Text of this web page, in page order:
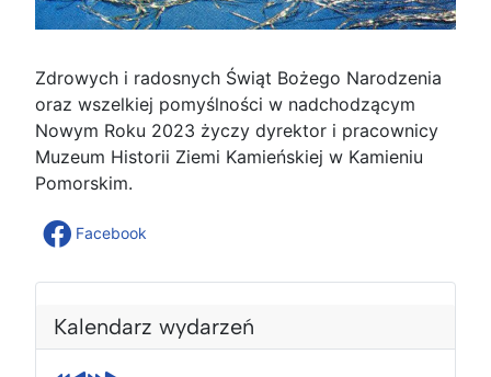
Zdrowych i radosnych Świąt Bożego Narodzenia
oraz wszelkiej pomyślności w nadchodzącym
Nowym Roku 2023 życzy dyrektor i pracownicy
Muzeum Historii Ziemi Kamieńskiej w Kamieniu
Pomorskim.
Facebook
Kalendarz wydarzeń
P
p
P
p
N
s
N
s